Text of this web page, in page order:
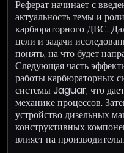
Реферат начинает с
актуальность темы и
карбюраторного ДВС.
цели и задачи
понять, на что будет
Следующая часть
работы карбюраторных
системы Jaguar, что
механике процессов.
устройство дизельных
конструктивных
влияет на